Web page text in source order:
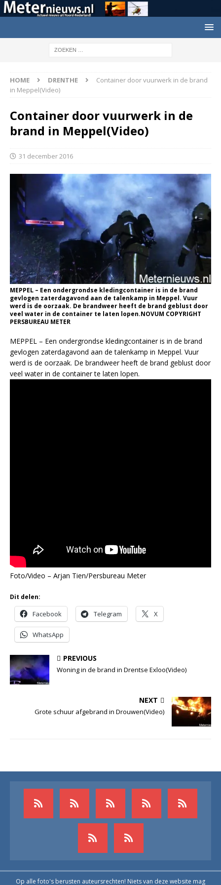
HOME DRENTHE
Container door vuurwerk in de brand
in Meppel(Video)
Container door vuurwerk in de
brand in Meppel(Video)
31 december 2016
MEPPEL – Een ondergrondse kledingcontainer is in de brand
gevlogen zaterdagavond aan de talenkamp in Meppel. Vuur
werd is de oorzaak. De brandweer heeft de brand geblust door
veel water in de container te laten lopen.NOVUM COPYRIGHT
PERSBUREAU METER
MEPPEL – Een ondergrondse kledingcontainer is in de brand
gevlogen zaterdagavond aan de talenkamp in Meppel. Vuur
werd is de oorzaak. De brandweer heeft de brand geblust door
veel water in de container te laten lopen.
Foto/Video – Arjan Tien/Persbureau Meter
Dit delen:
Facebook Telegram X
WhatsApp
PREVIOUS
Woning in de brand in Drentse Exloo(Video)
NEXT
Grote schuur afgebrand in Drouwen(Video)
Op alle foto's berusten auteursrechten! Niets van deze website mag